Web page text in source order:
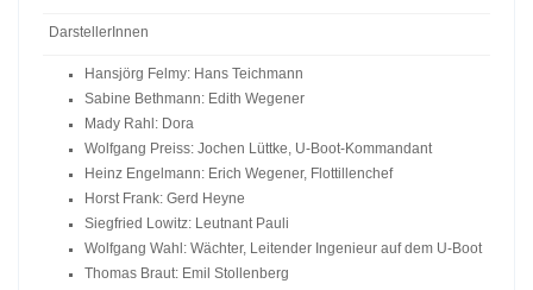
DarstellerInnen
Hansjörg Felmy: Hans Teichmann
Sabine Bethmann: Edith Wegener
Mady Rahl: Dora
Wolfgang Preiss: Jochen Lüttke, U-Boot-Kommandant
Heinz Engelmann: Erich Wegener, Flottillenchef
Horst Frank: Gerd Heyne
Siegfried Lowitz: Leutnant Pauli
Wolfgang Wahl: Wächter, Leitender Ingenieur auf dem U-Boot
Thomas Braut: Emil Stollenberg